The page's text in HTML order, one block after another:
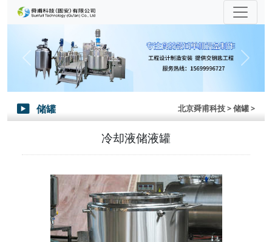
Previous Next
 储罐 北京舜甫科技> 储罐 >
冷却液储液罐